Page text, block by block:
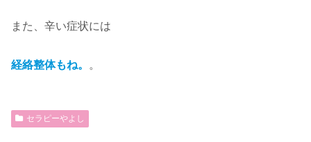
また、辛い症状には
経絡整体もね。 。
セラピーやよし